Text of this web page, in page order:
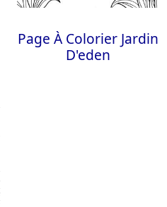
Page À Colorier Jardin
D'eden